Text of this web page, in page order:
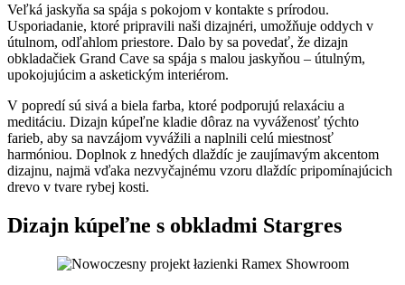
Veľká jaskyňa sa spája s pokojom v kontakte s prírodou.
Usporiadanie, ktoré pripravili naši dizajnéri, umožňuje oddych v
útulnom, odľahlom priestore. Dalo by sa povedať, že dizajn
obkladačiek Grand Cave sa spája s malou jaskyňou – útulným,
upokojujúcim a asketickým interiérom.
V popredí sú sivá a biela farba, ktoré podporujú relaxáciu a
meditáciu. Dizajn kúpeľne kladie dôraz na vyváženosť týchto
farieb, aby sa navzájom vyvážili a naplnili celú miestnosť
harmóniou. Doplnok z hnedých dlaždíc je zaujímavým akcentom
dizajnu, najmä vďaka nezvyčajnému vzoru dlaždíc pripomínajúcich
drevo v tvare rybej kosti.
Dizajn kúpeľne s obkladmi Stargres